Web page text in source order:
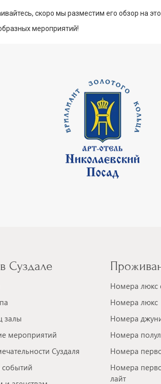
скоро мы разместим его обзор на
мероприятий!
Суздале
залы
мероприятий
Суздаля
событий
Номера люкс
Номера люкс
Номера
Номера
Номера
Номера
лайт